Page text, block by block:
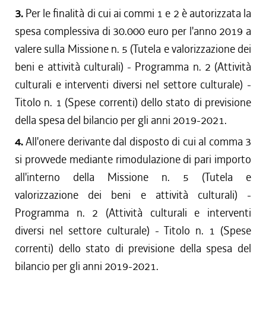
3. Per le finalità di cui ai commi 1 e 2 è autorizzata la
spesa complessiva di 30.000 euro per l'anno 2019 a
valere sulla Missione n. 5 (Tutela e valorizzazione dei
beni e attività culturali) - Programma n. 2 (Attività
culturali e interventi diversi nel settore culturale) -
Titolo n. 1 (Spese correnti) dello stato di previsione
della spesa del bilancio per gli anni 2019-2021.
4.All'onere derivante dal disposto di cui al comma 3
si provvede mediante rimodulazione di pari importo
all'interno della Missione n. 5 (Tutela e
valorizzazione dei beni e attività culturali) -
Programma n. 2 (Attività culturali e interventi
diversi nel settore culturale) - Titolo n. 1 (Spese
correnti) dello stato di previsione della spesa del
bilancio per gli anni 2019-2021.